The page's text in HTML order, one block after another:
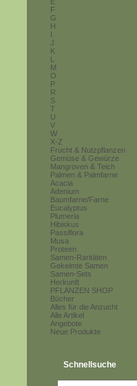
F
G
H
I
J
K
L
M
O
P
R
S
T
U
V
W
X-Z
Frucht & Nutzpflanzen
Gemüse & Gewürze
Mangroven & Teich
Palmen & Palmfarne
Acacia
Adenium
Baumfarne/Farne
Eucalyptus
Plumeria
Hibiskus
Passiflora
Musa
Proteen
Samen-Raritäten
Gekeimte Samen
Samen-Sets
Herkunft
PFLANZEN SHOP
Bücher
Alles für die Anzucht
Alle Artikel
Angebote
Neue Produkte
Schnellsuche